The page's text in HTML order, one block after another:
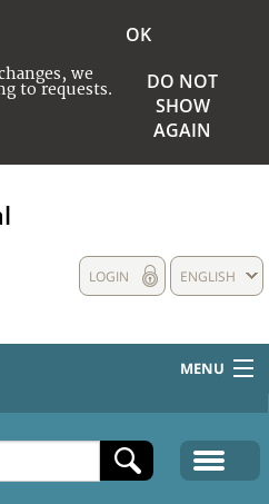
we
to requests.
OK
DO NOT
SHOW
AGAIN
ENGLISH
LOGIN
MENU